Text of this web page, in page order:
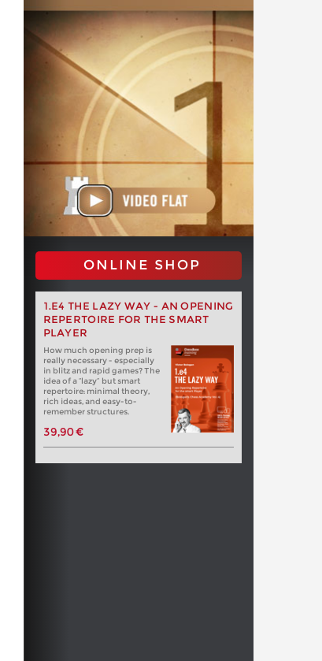
ONLINE SHOP
1.E4 THE LAZY WAY - AN OPENING
REPERTOIRE FOR THE SMART
PLAYER
How much opening prep is
really necessary - especially
in blitz and rapid games? The
idea of a “lazy” but smart
repertoire: minimal theory,
rich ideas, and easy-to-
remember structures.
39,90 €